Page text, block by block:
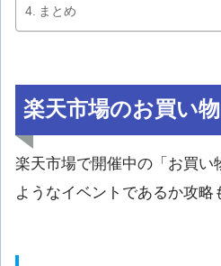
まとめ
楽天市場のお買い
楽天市場で開催中の「お買い
ようなイベントであるか攻略